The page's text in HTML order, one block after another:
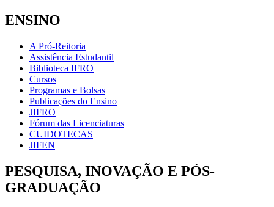
ENSINO
A Pró-Reitoria
Assistência Estudantil
Biblioteca IFRO
Cursos
Programas e Bolsas
Publicações do Ensino
JIFRO
Fórum das Licenciaturas
CUIDOTECAS
JIFEN
PESQUISA, INOVAÇÃO E PÓS-
GRADUAÇÃO